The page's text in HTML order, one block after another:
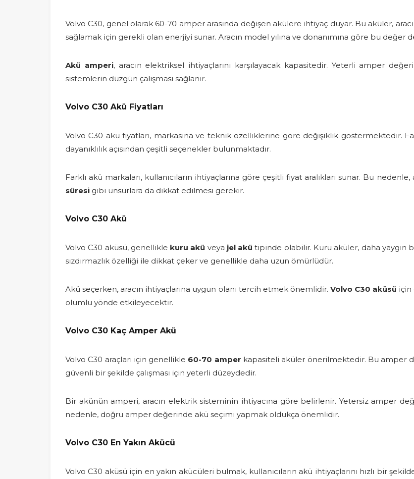
Volvo C30, genel olarak 60-70 amper arasında değişen akülere ihtiyaç duyar. Bu aküler,
sağlamak için gerekli olan enerjiyi sunar. Aracın model yılına ve donanımına göre bu değer
Akü amperi, aracın elektriksel ihtiyaçlarını karşılayacak kapasitedir. Yeterli amper
sistemlerin düzgün çalışması sağlanır.
Volvo C30 Akü Fiyatları
Volvo C30 akü fiyatları, markasına ve teknik özelliklerine göre değişiklik göstermektedir.
dayanıklılık açısından çeşitli seçenekler bulunmaktadır.
Farklı akü markaları, kullanıcıların ihtiyaçlarına göre çeşitli fiyat aralıkları sunar. Bu nedenle,
süresi gibi unsurlara da dikkat edilmesi gerekir.
Volvo C30 Akü
Volvo C30 aküsü, genellikle kuru akü veya jel akü tipinde olabilir. Kuru aküler, daha yaygın
sızdırmazlık özelliği ile dikkat çeker ve genellikle daha uzun ömürlüdür.
Akü seçerken, aracın ihtiyaçlarına uygun olanı tercih etmek önemlidir. Volvo C30 aküsü için
olumlu yönde etkileyecektir.
Volvo C30 Kaç Amper Akü
Volvo C30 araçları için genellikle 60-70 amper kapasiteli aküler önerilmektedir. Bu amper
güvenli bir şekilde çalışması için yeterli düzeydedir.
Bir akünün amperi, aracın elektrik sisteminin ihtiyacına göre belirlenir. Yetersiz amper
nedenle, doğru amper değerinde akü seçimi yapmak oldukça önemlidir.
Volvo C30 En Yakın Akücü
Volvo C30 aküsü için en yakın akücüleri bulmak, kullanıcıların akü ihtiyaçlarını hızlı bir